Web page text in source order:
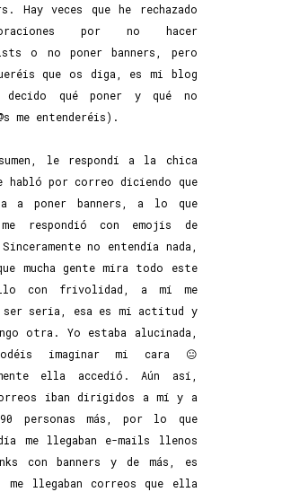
Hay veces que he rechazado
por no hacer
o no poner banners, pero
que os diga, es mi blog
qué poner y qué no
me entenderéis).
le respondí a la chica
habló por correo diciendo que
a poner banners, a lo que
respondió con emojis de
no entendía nada,
mucha gente mira todo este
con frivolidad, a mí me
ser seria, esa es mi actitud y
otra. Yo estaba alucinada,
imaginar mi cara 😐
ella accedió. Aún así,
iban dirigidos a mí y a
personas más, por lo que
me llegaban e-mails llenos
con banners y de más, es
me llegaban correos que ella